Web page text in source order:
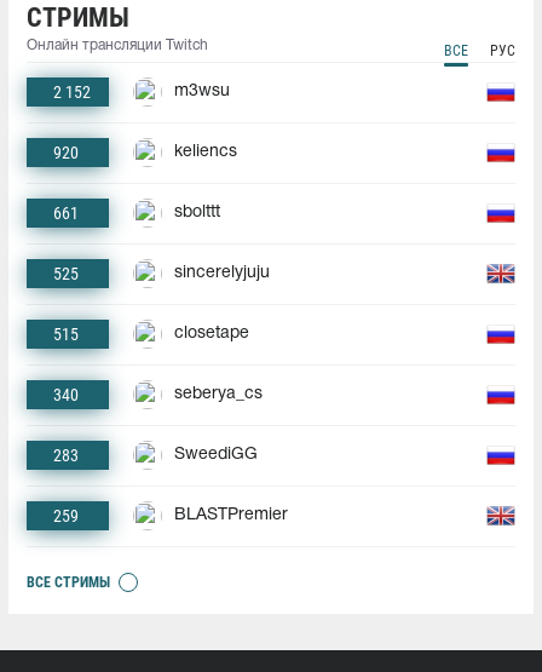
СТРИМЫ
Онлайн трансляции Twitch ВСЕ РУС
2 152 m3wsu
920 keliencs
661 sbolttt
525 sincerelyjuju
515 closetape
340 seberya_cs
283 SweediGG
259 BLASTPremier
ВСЕ СТРИМЫ